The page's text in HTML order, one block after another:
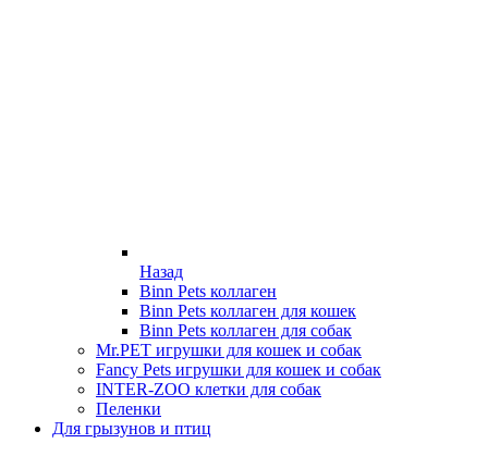
Назад
Binn Pets коллаген
Binn Pets коллаген для кошек
Binn Pets коллаген для собак
Mr.PET игрушки для кошек и собак
Fancy Pets игрушки для кошек и собак
INTER-ZOO клетки для собак
Пеленки
Для грызунов и птиц